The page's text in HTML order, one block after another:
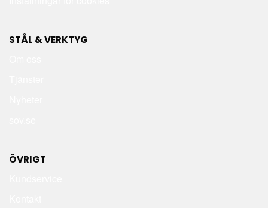
STÅL & VERKTYG
ÖVRIGT